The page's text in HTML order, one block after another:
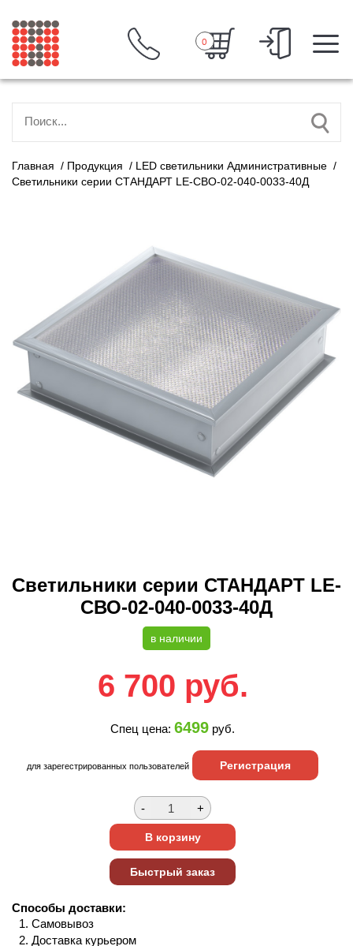
0
Главная / Продукция / LED светильники Административные /
Светильники cерии СТАНДАРТ LE-СВО-02-040-0033-40Д
Светильники cерии СТАНДАРТ LE-
СВО-02-040-0033-40Д
в наличии
6 700 руб.
Спец цена: 6499 руб.
для зарегестрированных пользователей Регистрация
Способы доставки:
Самовывоз
Доставка курьером